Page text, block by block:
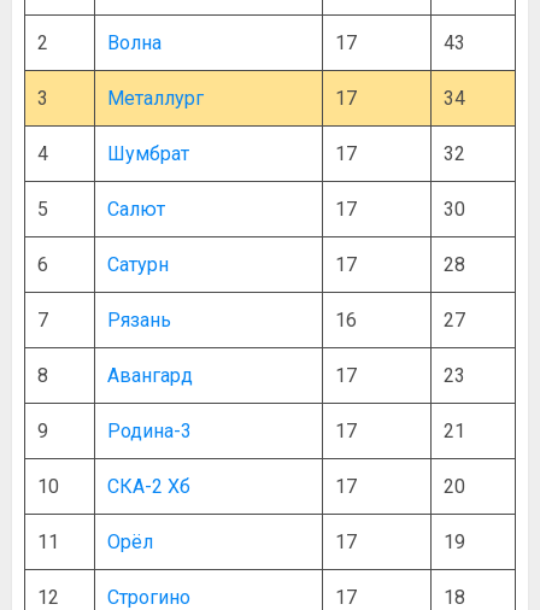
2 Волна 17 43
3 Металлург 17 34
4 Шумбрат 17 32
5 Салют 17 30
6 Сатурн 17 28
7 Рязань 16 27
8 Авангард 17 23
9 Родина-3 17 21
10 СКА-2 Хб 17 20
11 Орёл 17 19
12 Строгино 17 18